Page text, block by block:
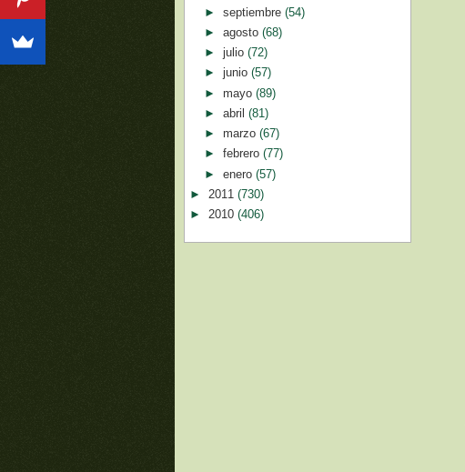
► septiembre (54)
► agosto (68)
► julio (72)
► junio (57)
► mayo (89)
► abril (81)
► marzo (67)
► febrero (77)
► enero (57)
► 2011 (730)
► 2010 (406)